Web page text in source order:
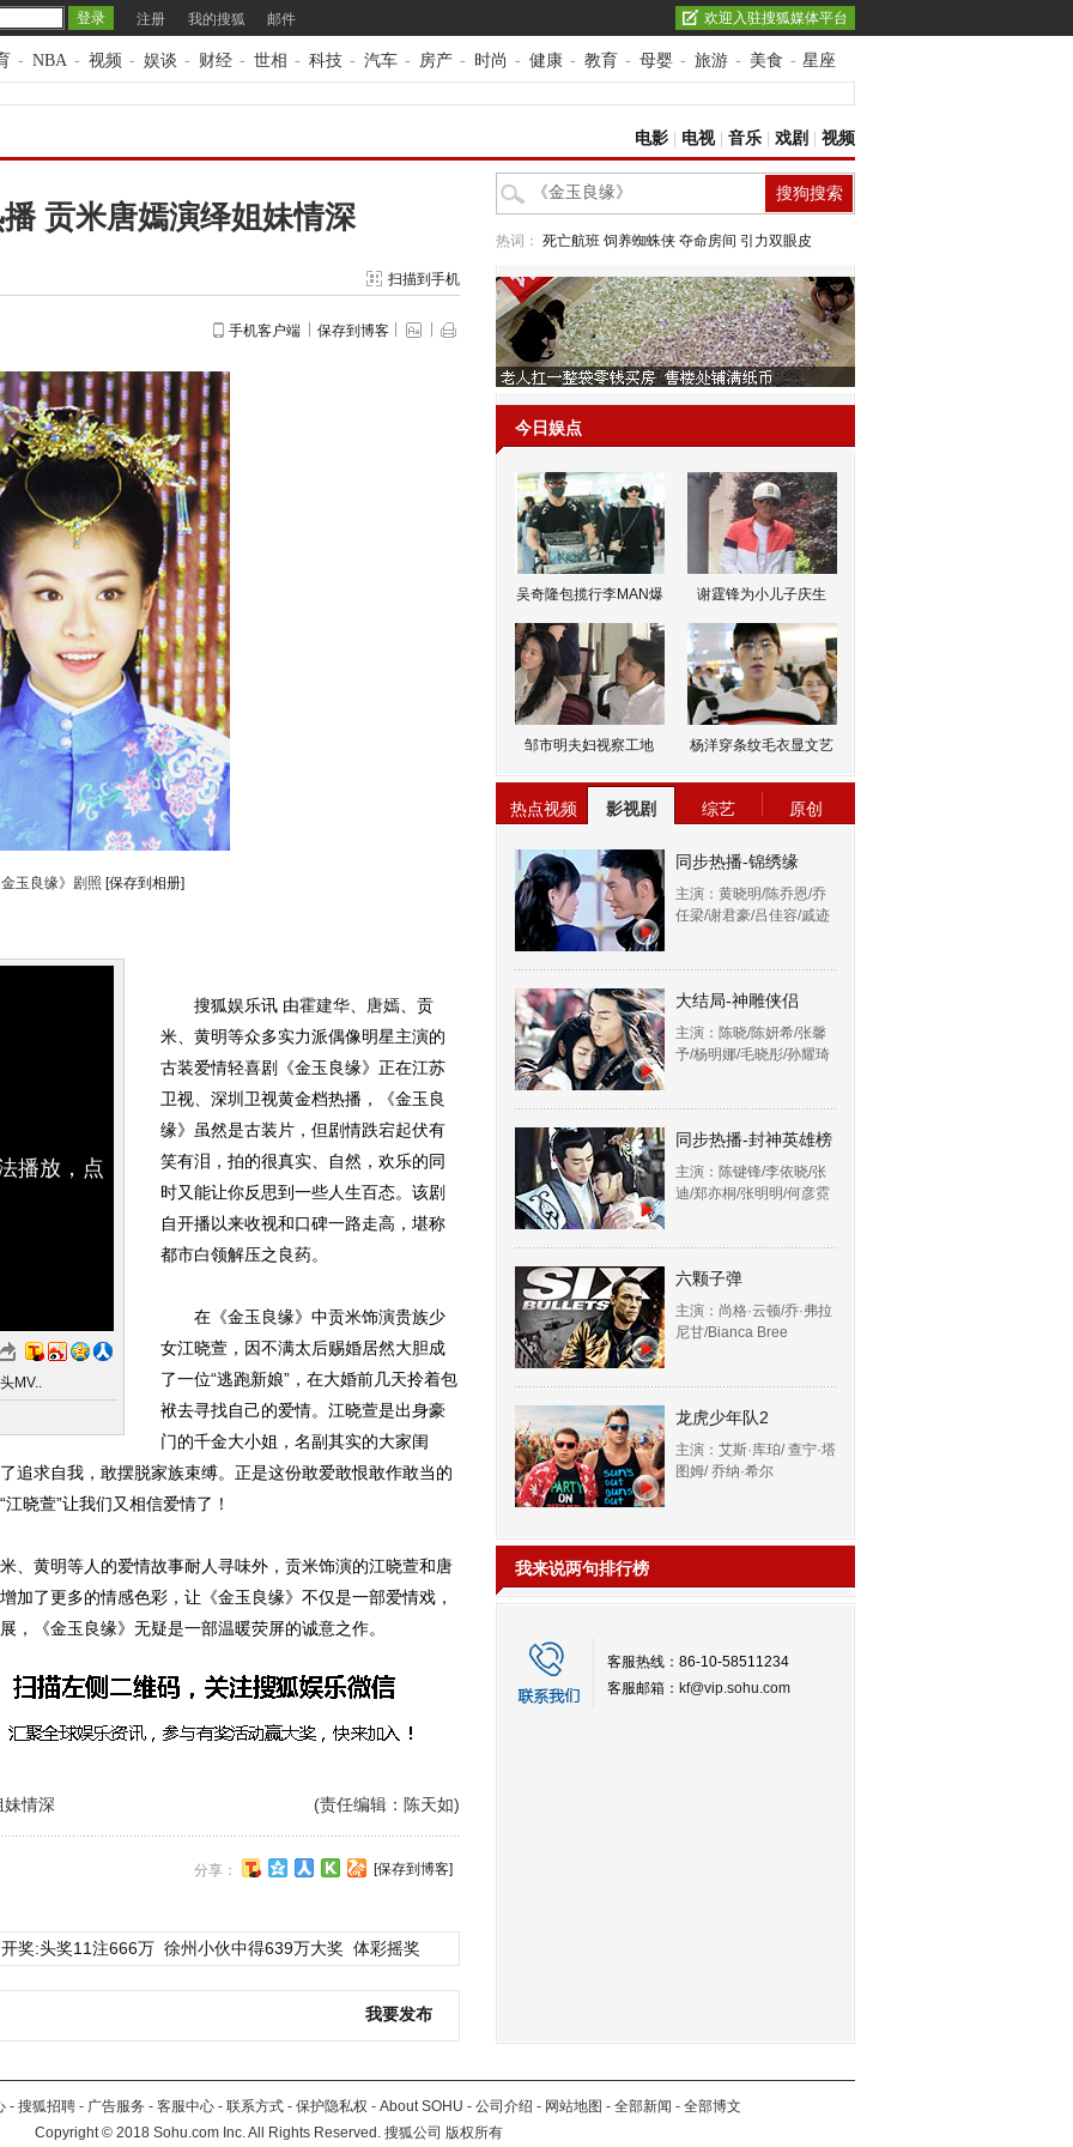
注册 我的搜狐 邮件 欢迎入驻搜狐媒体平台
- NBA - 视频 - 娱谈 - 财经 - 世相 - 科技 - 汽车 - 房产 - 时尚 - 健康 - 教育 - 母婴 - 旅游 - 美食 - 星座
电影 电视| 音乐 戏剧 视频
贡米唐嫣演绎姐妹情深
扫描到手机
手机客户端 保存到博客
玉良缘》剧照 [保存到相册]
播放，点
MV..
搜狐娱乐讯 由霍建华 唐嫣 、贡
米、黄明等众多实力派偶像明星主演的
古装爱情轻喜剧《金玉良缘》正在江苏
卫视、深圳卫视黄金档热播，《金玉良
缘》虽然是古装片，但剧情跌宕起伏有
笑有泪，拍的很真实、自然，欢乐的同
时又能让你反思到一些人生百态。该剧
自开播以来收视和口碑一路走高，堪称
都市白领解压之良药。
在《金玉良缘》中贡米饰演贵族少
女江晓萱，因不满太后赐婚居然大胆成
了一位“逃跑新娘”，在大婚前几天拎着包
袱去寻找自己的爱情。江晓萱是出身豪
门的千金大小姐，名副其实的大家闺
追求自我，敢摆脱家族束缚。正是这份敢爱敢恨敢作敢当的
晓萱”让我们又相信爱情了！
黄明等人的爱情故事耐人寻味外，贡米饰演的江晓萱和唐
加了更多的情感色彩，让《金玉良缘》不仅是一部爱情戏，
，《金玉良缘》无疑是一部温暖荧屏的诚意之作。
(责任编辑：陈天如)
情深
分享： [保存到博客]
奖:头奖11注666万 徐州小伙中得639万大奖 体彩摇奖
我要发布
热词： 死亡航班 饲养蜘蛛侠 夺命房间 引力双眼皮
今日娱点
吴奇隆包揽行李MAN爆 谢霆锋为小儿子庆生
邹市明夫妇视察工地 杨洋穿条纹毛衣显文艺
热点视频 影视剧 综艺 原创
同步热播-锦绣缘
主演：黄晓明/陈乔恩/乔
任梁/谢君豪/吕佳容/戚迹
大结局-神雕侠侣
主演：陈晓/陈妍希/张馨
予/杨明娜/毛晓彤/孙耀琦
同步热播-封神英雄榜
主演：陈键锋/李依晓/张
迪/郑亦桐/张明明/何彦霓
六颗子弹
主演：尚格·云顿/乔·弗拉
尼甘/Bianca Bree
龙虎少年队2
主演：艾斯·库珀/ 查宁·塔
图姆/ 乔纳·希尔
我来说两句排行榜
客服热线：86-10-58511234
客服邮箱： kf@vip.sohu.com
- 搜狐招聘 - 广告服务 - 客服中心 - 联系方式 - 保护隐私权 - About SOHU - 公司介绍 - 网站地图 - 全部新闻 - 全部博文
Copyright©2018 Sohu.com Inc. All Rights Reserved. 搜狐公司 版权所有